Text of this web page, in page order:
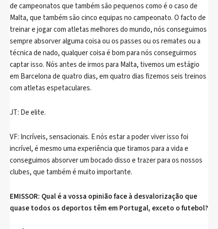
de campeonatos que também são pequenos como é o caso de
Malta, que também são cinco equipas no campeonato. O facto de
treinar e jogar com atletas melhores do mundo, nós conseguimos
sempre absorver alguma coisa ou os passes ou os remates ou a
técnica de nado, qualquer coisa é bom para nós conseguirmos
captar isso. Nós antes de irmos para Malta, tivemos um estágio
em Barcelona de quatro dias, em quatro dias fizemos seis treinos
com atletas espetaculares.
JT: De elite.
VF: Incríveis, sensacionais. E nós estar a poder viver isso foi
incrível, é mesmo uma experiência que tiramos para a vida e
conseguimos absorver um bocado disso e trazer para os nossos
clubes, que também é muito importante.
EMISSOR: Qual é a vossa opinião face à desvalorização que
quase todos os deportos têm em Portugal, exceto o futebol?